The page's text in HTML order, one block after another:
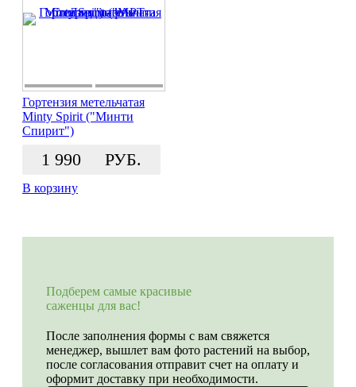
Гортензия метельчатая
Minty Spirit ("Минти
Спирит")
1 990 РУБ.
В корзину
Подберем самые красивые
саженцы для вас!
После заполнения формы с вам свяжется
менеджер, вышлет вам фото растений на выбор,
после согласования отправит счет на оплату и
оформит доставку при необходимости.